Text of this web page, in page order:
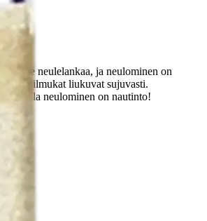
neulelankaa, ja neulominen on
ja silmukat liukuvat sujuvasti.
neulominen on nautinto!